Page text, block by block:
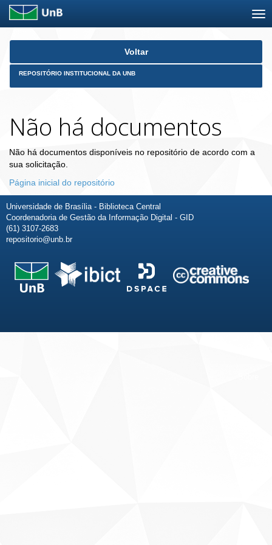
Skip
Voltar
REPOSITÓRIO INSTITUCIONAL DA UNB
Não há documentos
Não há documentos disponíveis no repositório de acordo com a
sua solicitação.
Página inicial do repositório
Universidade de Brasília - Biblioteca Central
Coordenadoria de Gestão da Informação Digital - GID
(61) 3107-2683
repositorio@unb.br